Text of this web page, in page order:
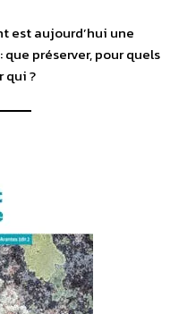
est aujourd’hui une
préserver, pour quels
qui ?